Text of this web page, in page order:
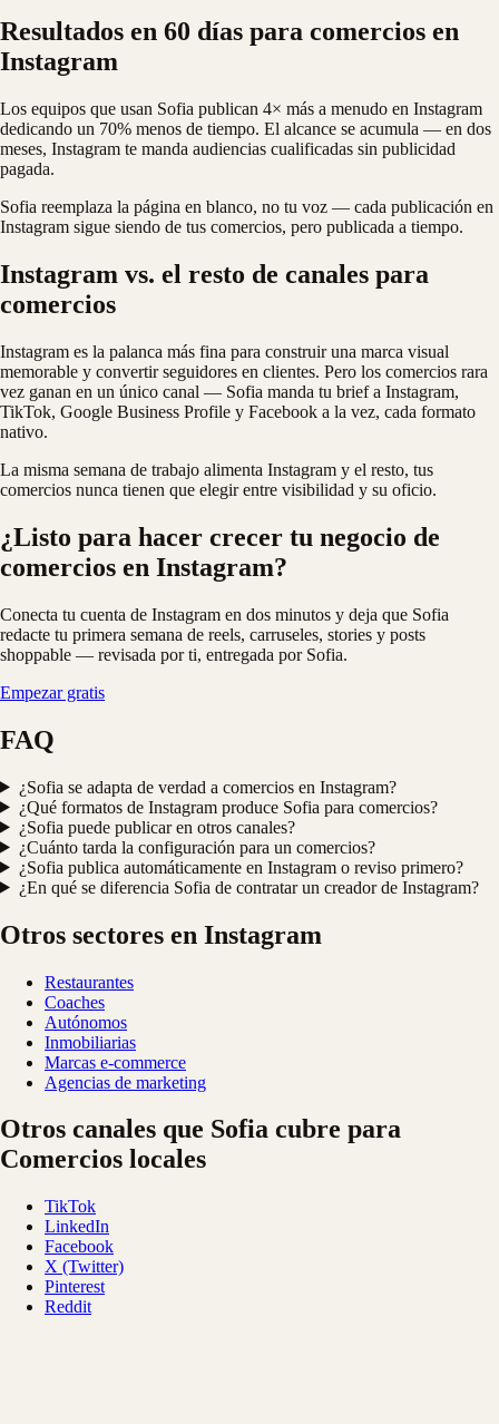
Resultados en 60 días para comercios en
Instagram
Los equipos que usan Sofia publican 4× más a menudo en Instagram
dedicando un 70% menos de tiempo. El alcance se acumula — en dos
meses, Instagram te manda audiencias cualificadas sin publicidad
pagada.
Sofia reemplaza la página en blanco, no tu voz — cada publicación en
Instagram sigue siendo de tus comercios, pero publicada a tiempo.
Instagram vs. el resto de canales para
comercios
Instagram es la palanca más fina para construir una marca visual
memorable y convertir seguidores en clientes. Pero los comercios rara
vez ganan en un único canal — Sofia manda tu brief a Instagram,
TikTok, Google Business Profile y Facebook a la vez, cada formato
nativo.
La misma semana de trabajo alimenta Instagram y el resto, tus
comercios nunca tienen que elegir entre visibilidad y su oficio.
¿Listo para hacer crecer tu negocio de
comercios en Instagram?
Conecta tu cuenta de Instagram en dos minutos y deja que Sofia
redacte tu primera semana de reels, carruseles, stories y posts
shoppable — revisada por ti, entregada por Sofia.
Empezar gratis
FAQ
¿Sofia se adapta de verdad a comercios en Instagram?
¿Qué formatos de Instagram produce Sofia para comercios?
¿Sofia puede publicar en otros canales?
¿Cuánto tarda la configuración para un comercios?
¿Sofia publica automáticamente en Instagram o reviso primero?
¿En qué se diferencia Sofia de contratar un creador de Instagram?
Otros sectores en Instagram
Restaurantes
Coaches
Autónomos
Inmobiliarias
Marcas e-commerce
Agencias de marketing
Otros canales que Sofia cubre para
Comercios locales
TikTok
LinkedIn
Facebook
X (Twitter)
Pinterest
Reddit